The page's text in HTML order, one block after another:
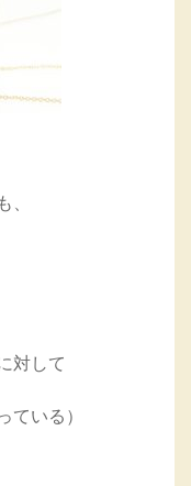
、
対して
ている）